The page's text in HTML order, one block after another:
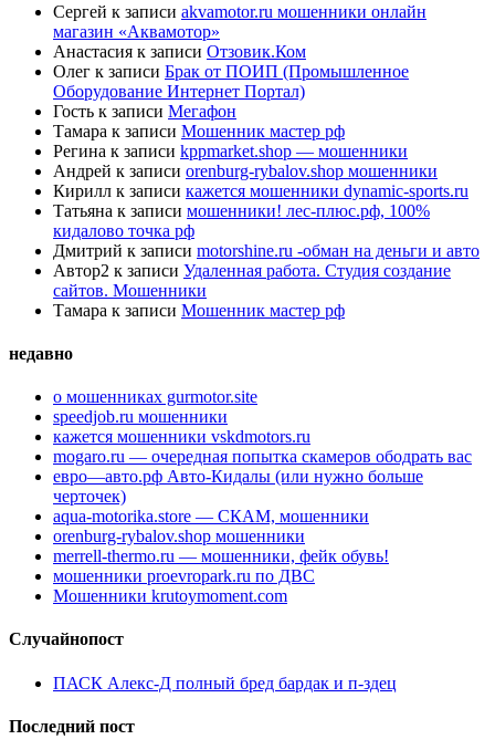
Сергей к записи akvamotor.ru мошенники онлайн
магазин «Аквамотор»
Анастасия к записи Отзовик.Ком
Олег к записи Брак от ПОИП (Промышленное
Оборудование Интернет Портал)
Гость к записи Мегафон
Тамара к записи Мошенник мастер рф
Регина к записи kppmarket.shop — мошенники
Андрей к записи orenburg-rybalov.shop мошенники
Кирилл к записи кажется мошенники dynamic-sports.ru
Татьяна к записи мошенники! лес-плюс.рф, 100%
кидалово точка рф
Дмитрий к записи motorshine.ru -обман на деньги и авто
Автор2 к записи Удаленная работа. Студия создание
сайтов. Мошенники
Тамара к записи Мошенник мастер рф
недавно
о мошенниках gurmotor.site
speedjob.ru мошенники
кажется мошенники vskdmotors.ru
mogaro.ru — очередная попытка скамеров ободрать вас
евро—авто.рф Авто-Кидалы (или нужно больше
черточек)
aqua-motorika.store — СКАМ, мошенники
orenburg-rybalov.shop мошенники
merrell-thermo.ru — мошенники, фейк обувь!
мошенники proevropark.ru по ДВС
Мошенники krutoymoment.com
Случайнопост
ПАСК Алекс-Д полный бред бардак и п-здец
Последний пост